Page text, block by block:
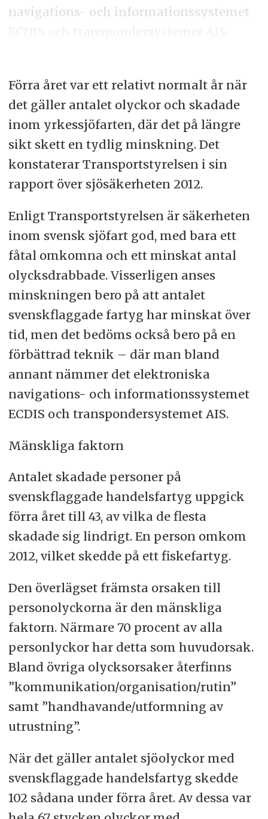
navigations- och informationssystemet
Förra året var ett relativt normalt år när
det gäller antalet olyckor och skadade
inom yrkessjöfarten, där det på längre
sikt skett en tydlig minskning. Det
konstaterar Transportstyrelsen i sin
rapport över sjösäkerheten 2012.
Enligt Transportstyrelsen är säkerheten
inom svensk sjöfart god, med bara ett
fåtal omkomna och ett minskat antal
olycksdrabbade. Visserligen anses
minskningen bero på att antalet
svenskflaggade fartyg har minskat över
tid, men det bedöms också bero på en
förbättrad teknik – där man bland
annant nämmer det elektroniska
navigations- och informationssystemet
ECDIS och transpondersystemet AIS.
Mänskliga faktorn
Antalet skadade personer på
svenskflaggade handelsfartyg uppgick
förra året till 43, av vilka de flesta
skadade sig lindrigt. En person omkom
2012, vilket skedde på ett fiskefartyg.
Den överlägset främsta orsaken till
personolyckorna är den mänskliga
faktorn. Närmare 70 procent av alla
personlyckor har detta som huvudorsak.
Bland övriga olycksorsaker återfinns
”kommunikation/organisation/rutin”
samt ”handhavande/utformning av
utrustning”.
När det gäller antalet sjöolyckor med
svenskflaggade handelsfartyg skedde
102 sådana under förra året. Av dessa var